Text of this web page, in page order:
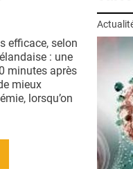
efficace, selon
: une
minutes après
mieux
lorsqu’on